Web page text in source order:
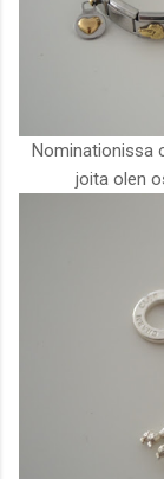
Nominationissa
joita olen